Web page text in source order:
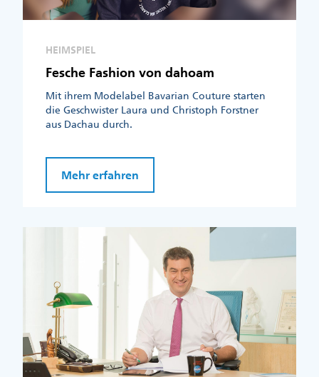
HEIMSPIEL
Fesche Fashion von dahoam
Mit ihrem Modelabel Bavarian Couture starten
die Geschwister Laura und Christoph Forstner
aus Dachau durch.
Mehr erfahren